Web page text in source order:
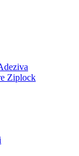
Ziplock